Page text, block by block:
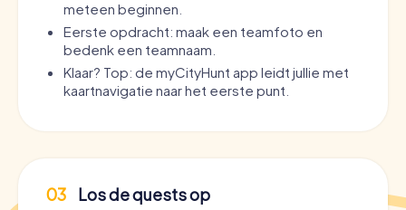
meteen beginnen.
Eerste opdracht: maak een teamfoto en
bedenk een teamnaam.
Klaar? Top: de myCityHunt app leidt jullie met
kaartnavigatie naar het eerste punt.
03 Los de quests op